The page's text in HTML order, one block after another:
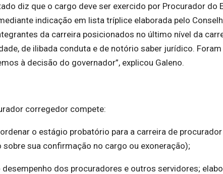
diz que o cargo deve ser exercido por Procurador do
indicação em lista tríplice elaborada pelo
da carreira posicionados no último nível da
de ilibada conduta e de notório saber jurídico.
à decisão do governador”, explicou Galeno.
corregedor compete:
o estágio probatório para a carreira de
sobre sua confirmação no cargo ou exoneração);
dos procuradores e outros servidores;